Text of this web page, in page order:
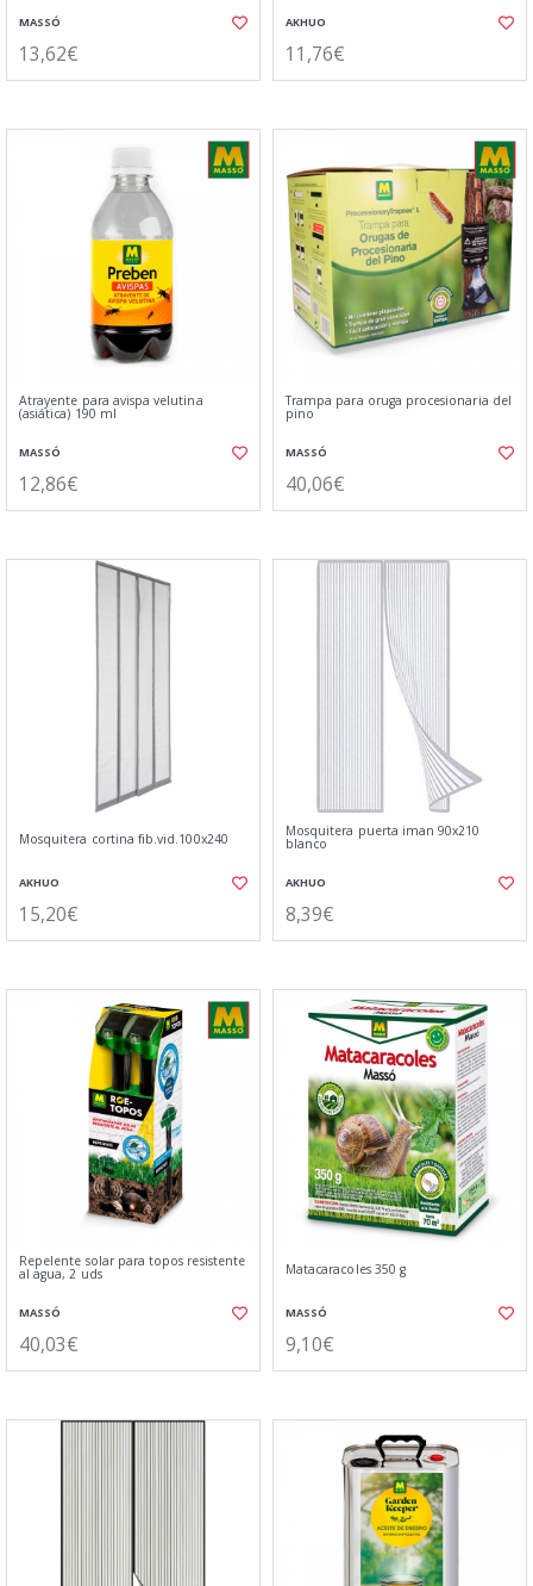
MASSÓ
13,62€
AKHUO
11,76€
Atrayente para avispa velutina
(asiática) 190 ml
MASSÓ
12,86€
Trampa para oruga procesionaria del
pino
MASSÓ
40,06€
Mosquitera cortina fib.vid.100x240
AKHUO
15,20€
Mosquitera puerta iman 90x210
blanco
AKHUO
8,39€
Repelente solar para topos resistente
al agua, 2 uds
MASSÓ
40,03€
Matacaracoles 350 g
MASSÓ
9,10€